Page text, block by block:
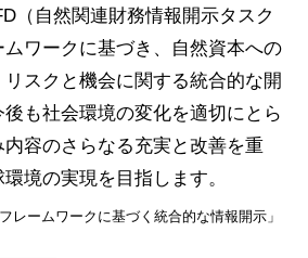
（自然関連財務情報開示タスク
ワークに基づき、自然資本への
スクと機会に関する統合的な開
も社会環境の変化を適切にとら
内容のさらなる充実と改善を重
境の実現を目指します。
レームワークに基づく統合的な情報開示」